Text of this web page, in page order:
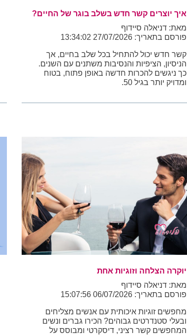
איך יוצרים קשר חדש בשלב בוגר של החיים?
מאת: דניאלה סיידוף
פורסם בתאריך: 27/07/2026 13:34:02
קשר חדש יכול להתחיל בכל שלב בחיים, אך
הניסיון, הציפיות והנסיבות משתנים עם השנים.
כך ניגשים להכרות חדשה באופן פתוח, בטוח
ומדויק יותר בגיל 50.
יוקרה הצלחה וזוגיות אחת
מאת: דניאלה סיידוף
פורסם בתאריך: 06/07/2026 15:07:56
מחפשים זוגיות איכותית עם אנשים מצליחים
ובעלי סטנדרטים גבוהים? הכירו גברים ונשים
המחפשים קשר רציני, דיסקרטי ומבוסס על